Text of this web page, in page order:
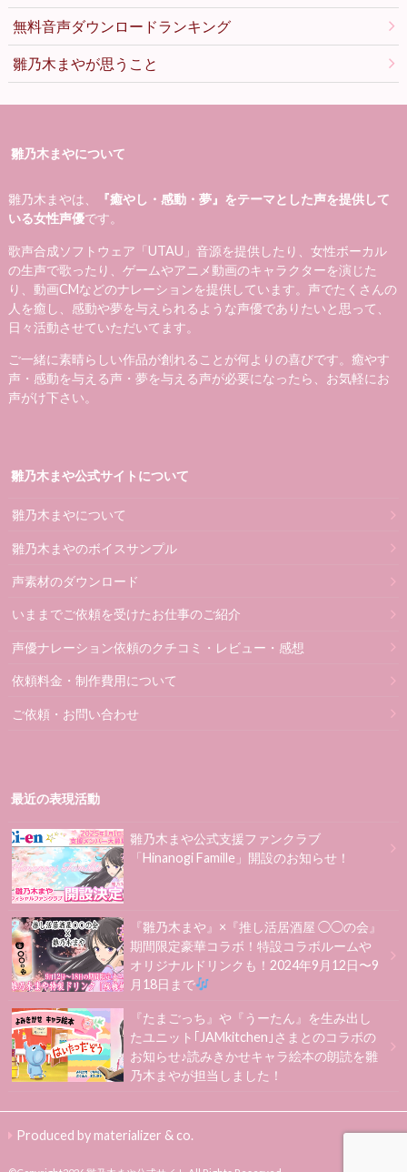
無料音声ダウンロードランキング
雛乃木まやが思うこと
雛乃木まやについて
雛乃木まやは、
『癒やし・感動・夢』をテーマとした声を提供して
いる女性声優です。
歌声合成ソフトウェア「UTAU」音源を提供したり、女性ボーカル
の生声で歌ったり、ゲームやアニメ動画のキャラクターを演じた
り、動画CMなどのナレーションを提供しています。声でたくさんの
人を癒し、感動や夢を与えられるような声優でありたいと思って、
日々活動させていただいてます。
ご一緒に素晴らしい作品が創れることが何よりの喜びです。癒やす
声・感動を与える声・夢を与える声が必要になったら、お気軽にお
声がけ下さい。
雛乃木まや公式サイトについて
雛乃木まやについて
雛乃木まやのボイスサンプル
声素材のダウンロード
いままでご依頼を受けたお仕事のご紹介
声優ナレーション依頼のクチコミ・レビュー・感想
依頼料金・制作費用について
ご依頼・お問い合わせ
最近の表現活動
雛乃木まや公式支援ファンクラブ
「Hinanogi Famille」開設のお知らせ！
『雛乃木まや』×『推し活居酒屋 ◯◯の会』
期間限定豪華コラボ！特設コラボルームや
オリジナルドリンクも！2024年9月12日〜9
月18日まで
『たまごっち』や『うーたん』を生み出し
たユニット｢JAMkitchen｣さまとのコラボの
お知らせ♪読みきかせキャラ絵本の朗読を雛
乃木まやが担当しました！
Produced by materializer & co.